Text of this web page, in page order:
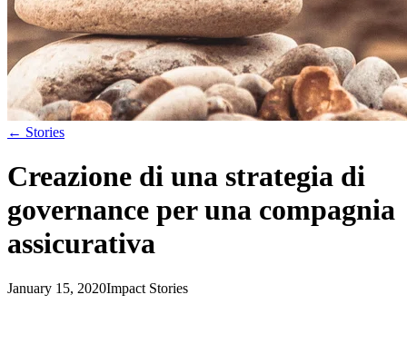
← Stories
Creazione di una strategia di
governance per una compagnia
assicurativa
January 15, 2020Impact Stories